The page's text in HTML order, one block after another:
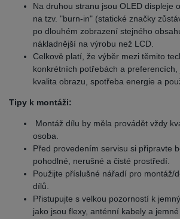
Na druhou stranu jsou OLED displeje
na tzv. "burn-in" (statické značky
po dlouhém zobrazení stejného
nákladnější na výrobu než LCD.
Celkově platí, že výběr mezi těmito
konkrétních potřebách a preferencích,
kvalita obrazu, spotřeba energie a
Tipy k montáži:
Montáž dílu by měla provádět vždy
osoba.
Před provedením servisu si připravte
pohodlné, nerušné a čisté prostředí.
Použijte příslušné nářadí pro montáž/
dílů.
Přistupujte s velkou pozorností k
jako jsou flexy, anténní kabely a